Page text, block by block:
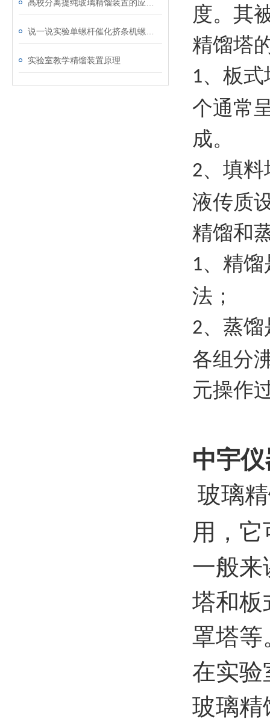
实验室教学精馏装置原理
度。其
精馏塔
1、板
个通常
成。
2、填
液传质
精馏和
1、精
法；
2、蒸
各组分
元操作
中宇
玻璃
用，
一般来
塔和板
罩塔等
在实验
玻璃精